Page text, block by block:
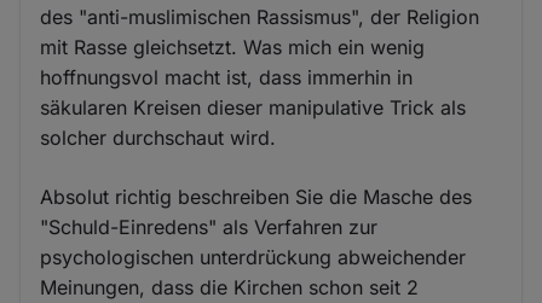
des "anti-muslimischen Rassismus", der Religion
mit Rasse gleichsetzt. Was mich ein wenig
hoffnungsvol macht ist, dass immerhin in
säkularen Kreisen dieser manipulative Trick als
solcher durchschaut wird.
Absolut richtig beschreiben Sie die Masche des
"Schuld-Einredens" als Verfahren zur
psychologischen unterdrückung abweichender
Meinungen, dass die Kirchen schon seit 2